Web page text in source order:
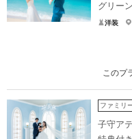
グリー
洋装
このプ
ファミリーフォトを検討してい
子守アテンド・ お子様衣装と髪
キッズフォトのための7大特典付き
お子様衣装/お子様髪飾り/子守ア
ファミリ
子守ア